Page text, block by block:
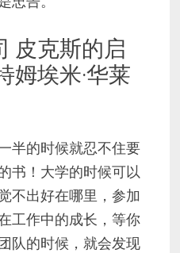
皮克斯的启
姆埃米·华莱
半的时候就忍不住要
书！大学的时候可以
不出好在哪里，参加
工作中的成长，等你
队的时候，就会发现